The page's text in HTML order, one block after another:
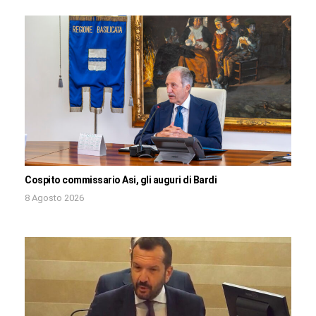
Cospito commissario Asi, gli auguri di Bardi
8 Agosto 2026